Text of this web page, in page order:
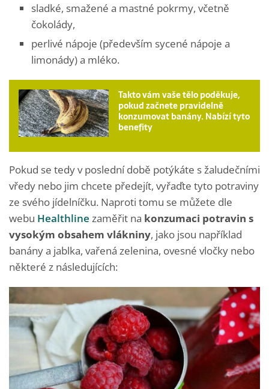
sladké, smažené a mastné pokrmy, včetně
čokolády,
perlivé nápoje (především sycené nápoje a
limonády) a mléko.
Takto vám vaše tělo poděkuje,
pokud začnete pravidelně
konzumovat banány. Nabízí tyto
benefity
Pokud se tedy v poslední době potýkáte s žaludečními
vředy nebo jim chcete předejít, vyřaďte tyto potraviny
ze svého jídelníčku. Naproti tomu se můžete dle
webu Healthline zaměřit na konzumaci potravin s
vysokým obsahem vlákniny, jako jsou například
banány a jablka, vařená zelenina, ovesné vločky nebo
některé z následujících: